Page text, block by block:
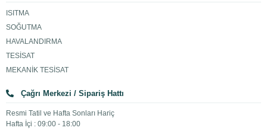
ISITMA
SOĞUTMA
HAVALANDIRMA
TESİSAT
MEKANİK TESİSAT
Çağrı Merkezi / Sipariş Hattı
Resmi Tatil ve Hafta Sonları Hariç
Hafta İçi : 09:00 - 18:00